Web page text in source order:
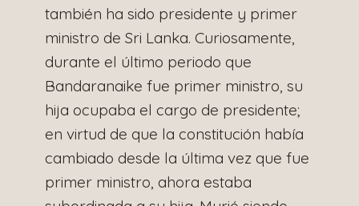
también ha sido presidente y primer
ministro de Sri Lanka. Curiosamente,
durante el último periodo que
Bandaranaike fue primer ministro, su
hija ocupaba el cargo de presidente;
en virtud de que la constitución había
cambiado desde la última vez que fue
primer ministro, ahora estaba